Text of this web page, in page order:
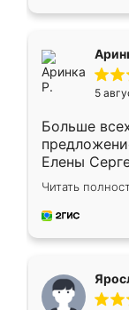
5
Больше
Елены
короткие
для замера
предложил
Читать